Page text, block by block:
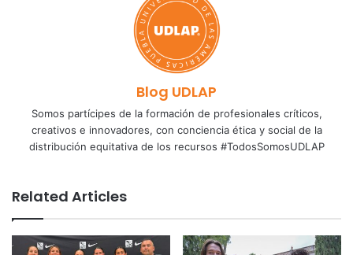
Blog UDLAP
Somos partícipes de la formación de profesionales críticos,
creativos e innovadores, con conciencia ética y social de la
distribución equitativa de los recursos #TodosSomosUDLAP
Related Articles